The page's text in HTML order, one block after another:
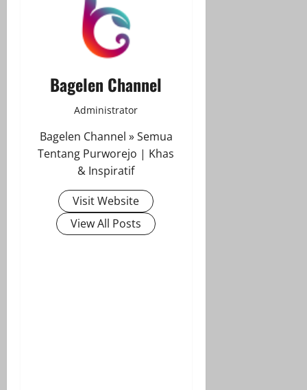
Bagelen Channel
Administrator
Bagelen Channel » Semua
Tentang Purworejo | Khas
& Inspiratif
Visit Website
View All Posts